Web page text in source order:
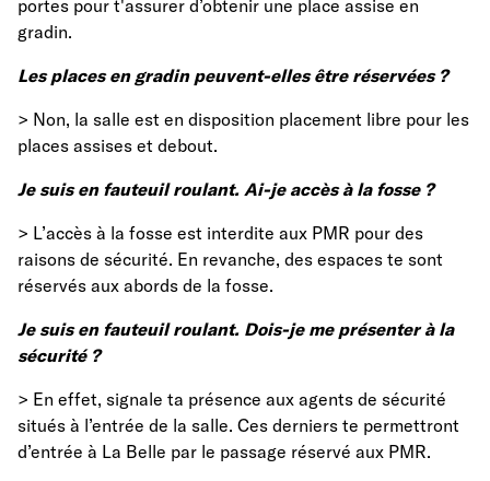
portes pour t'assurer d’obtenir une place assise en
gradin.
Les places en gradin peuvent-elles être réservées ?
> Non, la salle est en disposition placement libre pour les
places assises et debout.
Je suis en fauteuil roulant. Ai-je accès à la fosse ?
> L’accès à la fosse est interdite aux PMR pour des
raisons de sécurité. En revanche, des espaces te sont
réservés aux abords de la fosse.
Je suis en fauteuil roulant. Dois-je me présenter à la
sécurité ?
> En effet, signale ta présence aux agents de sécurité
situés à l’entrée de la salle. Ces derniers te permettront
d’entrée à La Belle par le passage réservé aux PMR.